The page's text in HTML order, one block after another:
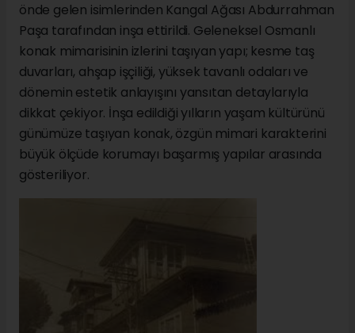
önde gelen isimlerinden Kangal Ağası Abdurrahman
Paşa tarafından inşa ettirildi. Geleneksel Osmanlı
konak mimarisinin izlerini taşıyan yapı; kesme taş
duvarları, ahşap işçiliği, yüksek tavanlı odaları ve
dönemin estetik anlayışını yansıtan detaylarıyla
dikkat çekiyor. İnşa edildiği yılların yaşam kültürünü
günümüze taşıyan konak, özgün mimari karakterini
büyük ölçüde korumayı başarmış yapılar arasında
gösteriliyor.